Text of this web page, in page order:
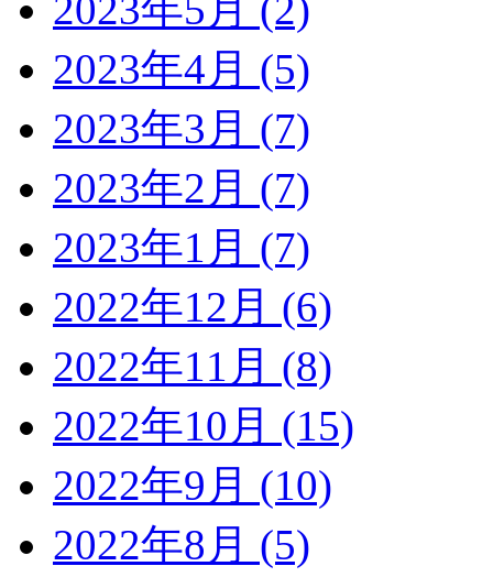
2023年4月 (5)
2023年3月 (7)
2023年2月 (7)
2023年1月 (7)
2022年12月 (6)
2022年11月 (8)
2022年10月 (15)
2022年9月 (10)
2022年8月 (5)